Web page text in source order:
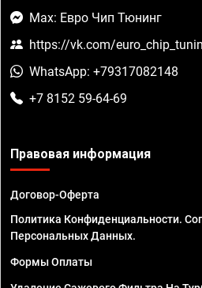
Max: Евро Чип Тюнинг
https://vk.com/
WhatsApp: +79317082148
+7 8152 59-64-69
Правовая информация
Договор-Оферта
Политика Конфиденциальности.
Персональных Данных.
Формы Оплаты